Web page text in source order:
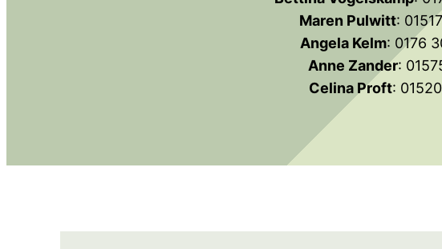
Maren Pulwitt:
Angela Kelm: 0176
Anne Zander:
Celina Proft: